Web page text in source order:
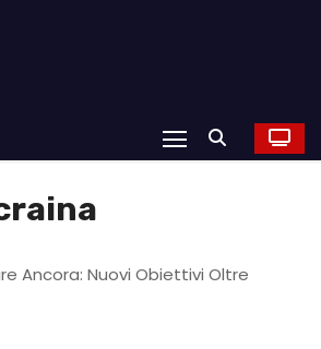
Ancora: Nuovi Obiettivi Oltre